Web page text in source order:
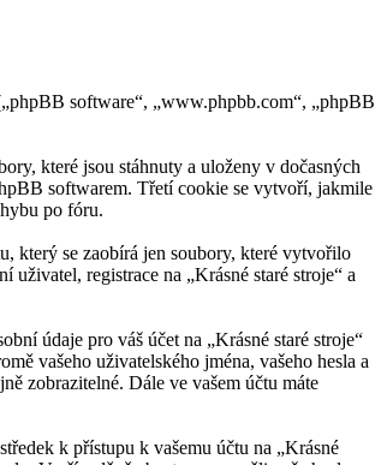
software“, „www.phpbb.com“, „phpBB
které jsou stáhnuty a uloženy v dočasných
softwarem. Třetí cookie se vytvoří, jakmile
po fóru.
který se zaobírá jen soubory, které vytvořilo
registrace na „Krásné staré stroje“ a
údaje pro váš účet na „Krásné staré stroje“
vašeho uživatelského jména, vašeho hesla a
zobrazitelné. Dále ve vašem účtu máte
k přístupu k vašemu účtu na „Krásné